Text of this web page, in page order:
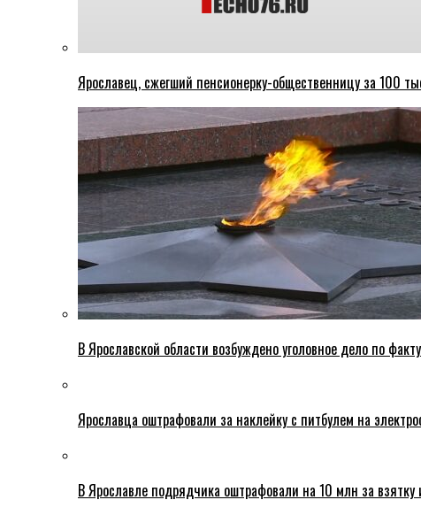
Ярославец, сжегший пенсионерку-общественницу за 100
В Ярославской области возбуждено уголовное дело по
Ярославца оштрафовали за наклейку с питбулем на
В Ярославле подрядчика оштрафовали на 10 млн за взятку